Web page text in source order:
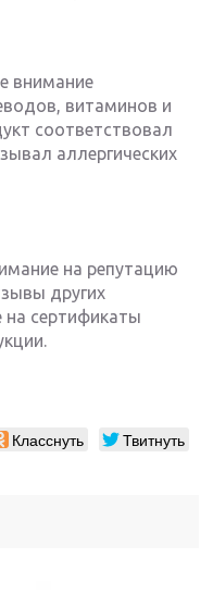
внимание
витаминов и
соответствовал
аллергических
на репутацию
других
на сертификаты
Класснуть Твитнуть